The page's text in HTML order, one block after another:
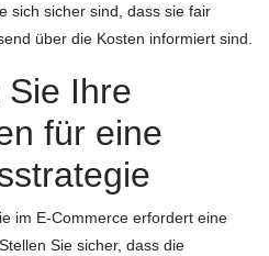
sich sicher sind, dass sie fair
über die Kosten informiert sind.
Ihre
für eine
im E-Commerce erfordert eine
Sie sicher, dass die